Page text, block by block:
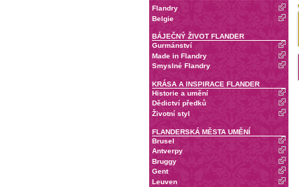
Flandry
Belgie
BÁJEČNÝ ŽIVOT FLANDER
Gurmánství
Made in Flandry
Smyslné Flandry
KRÁSA A INSPIRACE FLANDER
Historie a umění
Dědictví předků
Životní styl
FLANDERSKÁ MĚSTA UMĚNÍ
Brusel
Antverpy
Bruggy
Gent
Leuven